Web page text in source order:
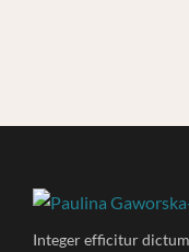
Integer efficitur